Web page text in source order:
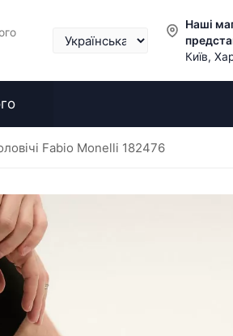
Наші
Київ,
Fabio Monelli 182476